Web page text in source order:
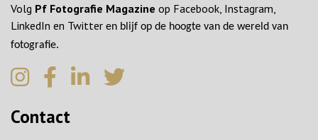
Volg Pf Fotografie Magazine op Facebook, Instagram,
LinkedIn en Twitter en blijf op de hoogte van de wereld van
fotografie.
Contact